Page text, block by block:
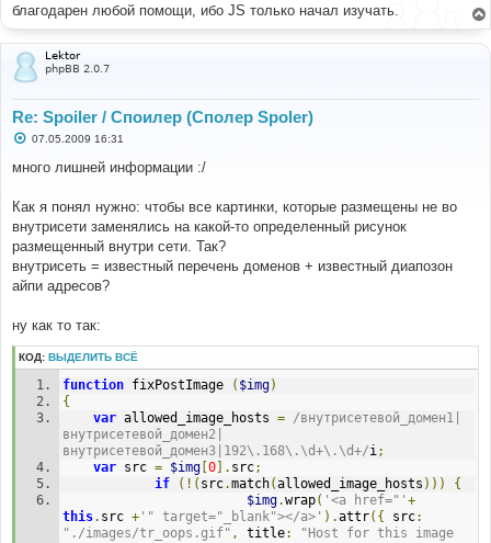
благодарен любой помощи, ибо JS только начал изучать.
Lektor
phpBB 2.0.7
Re: Spoiler / Споилер (Сполер Spoler)
С
о
б
е
н
и
е
07.05.2009 16:31
много лишней информации :/
Как я понял нужно: чтобы все картинки, которые размещены не во
внутрисети заменялись на какой-то определенный рисунок
размещенный внутри сети. Так?
внутрисеть = известный перечень доменов + известный диапозон
айпи адресов?
ну как то так:
КОД: ВЫДЕЛИТЬ ВСЁ
function fixPostImage ( $img)
{
var allowed_image_hosts = /внутрисетевой_домен1|
внутрисетевой_домен2|
внутрисетевой_домен3|192\.168\.\d+\.\d+/i;
var src = $img [0 ]. src;
if
(!( src.match(allowed_image_hosts )))
{
$img.wrap( '<a href="'+
this. src + '" target="_blank"></a>' ).attr({ src:
"./images/tr_oops.gif" , title:
"Host for this image